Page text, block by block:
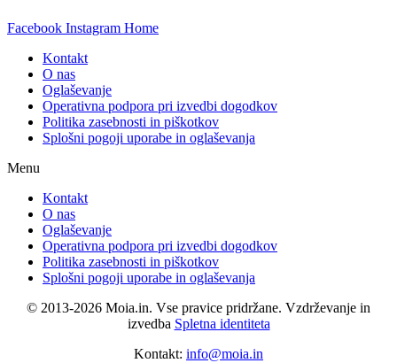
Facebook Instagram Home
Kontakt
O nas
Oglaševanje
Operativna podpora pri izvedbi dogodkov
Politika zasebnosti in piškotkov
Splošni pogoji uporabe in oglaševanja
Menu
Kontakt
O nas
Oglaševanje
Operativna podpora pri izvedbi dogodkov
Politika zasebnosti in piškotkov
Splošni pogoji uporabe in oglaševanja
© 2013-2026 Moia.in. Vse pravice pridržane. Vzdrževanje in
izvedba Spletna identiteta
Kontakt: info@moia.in